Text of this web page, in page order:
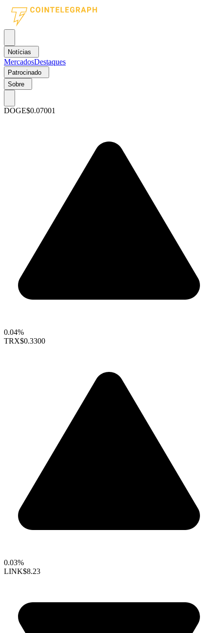
Notícias
MercadosDestaques
Patrocinado
Sobre
DOGE$0.07001
0.04%
TRX$0.3300
0.03%
LINK$8.23